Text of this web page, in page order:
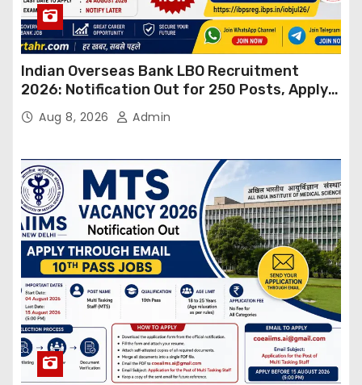
Indian Overseas Bank LBO Recruitment
2026: Notification Out for 250 Posts, Apply
OnlineAug 8, 2026 Admin